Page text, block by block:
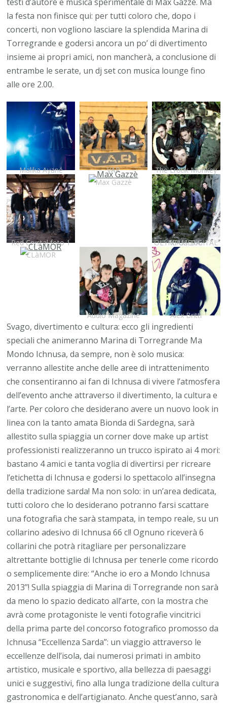
la festa non finisce qui: per tutti coloro che, dopo i
concerti, non vogliono lasciare la splendida Marina di
Torregrande e godersi ancora un po’ di divertimento
insieme ai propri amici, non mancherà, a conclusione di
entrambe le serate, un dj set con musica lounge fino
alle ore 2.00.
Malika Ayane VAR The Erotik Monkey
Red Crystal foto 1
Max Gazzè
OLYMPUS DIGITAL CAMERA
CLàMOR
Audio Magazine Alex Britti
Svago, divertimento e cultura: ecco gli ingredienti
speciali che animeranno Marina di Torregrande Ma
Mondo Ichnusa, da sempre, non è solo musica:
verranno allestite anche delle aree di intrattenimento
che consentiranno ai fan di Ichnusa di vivere l’atmosfera
dell’evento anche attraverso il divertimento, la cultura e
l’arte. Per coloro che desiderano avere un nuovo look in
linea con la tanto amata Bionda di Sardegna, sarà
allestito sulla spiaggia un corner dove make up artist
professionisti realizzeranno un trucco ispirato ai 4 mori:
bastano 4 amici e tanta voglia di divertirsi per ricreare
l’etichetta di Ichnusa e godersi lo spettacolo all’insegna
della tradizione sarda! Ma non solo: in un’area dedicata,
tutti coloro che lo desiderano potranno farsi scattare
una fotografia che sarà stampata, in tempo reale, su un
collarino adesivo di Ichnusa 66 cl! Ognuno riceverà 6
collarini che potrà ritagliare per personalizzare
altrettante bottiglie di Ichnusa per tenerle come ricordo
o semplicemente dire: “Anche io ero a Mondo Ichnusa
2013”! Sulla spiaggia di Marina di Torregrande non sarà
da meno lo spazio dedicato all’arte, con la mostra che
avrà come protagoniste le venti fotografie vincitrici
della prima parte del concorso fotografico promosso da
Ichnusa “Eccellenza Sarda”: un viaggio attraverso le
eccellenze dell’isola, dai numerosi primati in ambito
artistico, musicale e sportivo, alla bellezza di paesaggi
unici e suggestivi, fino alla lunga tradizione della cultura
gastronomica e dell’artigianato. Anche quest’anno, sarà